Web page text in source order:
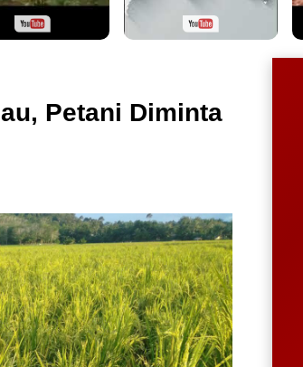
Petani Diminta